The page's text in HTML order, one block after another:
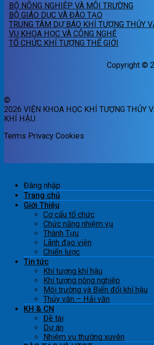
BỘ NÔNG NGHIỆP VÀ MÔI TRƯỜNG
BỘ GIÁO DỤC VÀ ĐÀO TẠO
TRUNG TÂM DỰ BÁO KHÍ TƯỢNG THỦY
VỤ KHOA HỌC VÀ CÔNG NGHỆ
TỔ CHỨC KHÍ TƯỢNG THẾ GIỚI
Copyright ©
©
2026 VIỆN KHOA HỌC KHÍ TƯỢNG THỦY
KHÍ HẬU
Terms Privacy Cookies
Đăng nhập
Trang chủ
Giới Thiệu
Cơ cấu tổ chức
Chức năng nhiệm vụ
Thành Tựu
Lãnh đạo viện
Chiến lược
Tin tức
Khí tượng khí hậu
Khí tượng nông nghiệp
Môi trường và Biến đổi khí hậu
Thủy văn – Hải văn
KH & CN
Đề tài
Dự án
Nhiệm vụ thường xuyên